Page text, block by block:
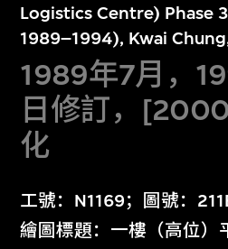
Logistics Centre) Phase
1989–1994), Kwai
1989年7月，
日修訂，
化
工號：N1169；圖號：
繪圖標題：一樓（高位）